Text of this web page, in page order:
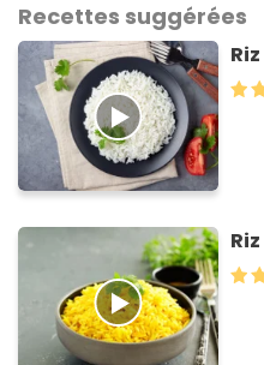
Recettes suggérées